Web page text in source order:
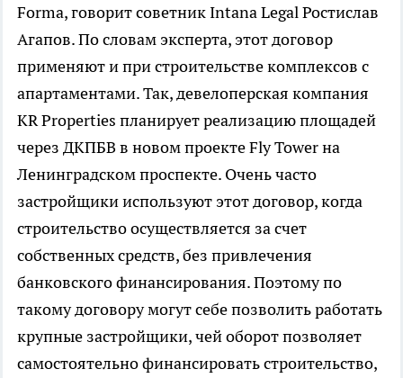
Forma, говорит советник Intana Legal Ростислав
Агапов. По словам эксперта, этот договор
применяют и при строительстве комплексов с
апартаментами. Так, девелоперская компания
KR Properties планирует реализацию площадей
через ДКПБВ в новом проекте Fly Tower на
Ленинградском проспекте. Очень часто
застройщики используют этот договор, когда
строительство осуществляется за счет
собственных средств, без привлечения
банковского финансирования. Поэтому по
такому договору могут себе позволить работать
крупные застройщики, чей оборот позволяет
самостоятельно финансировать строительство,